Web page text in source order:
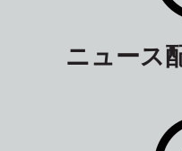
ニュース